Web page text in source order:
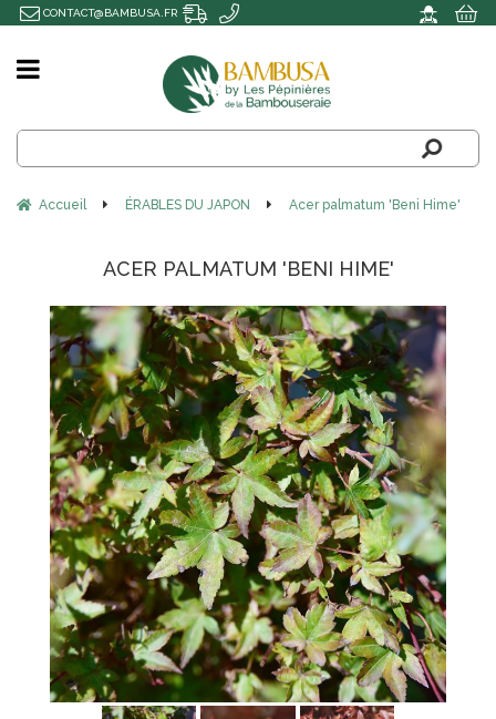
Accueil ÉRABLES DU JAPON Acer palmatum 'Beni Hime'
ACER PALMATUM 'BENI HIME'
CONTACT@BAMBUSA.FR